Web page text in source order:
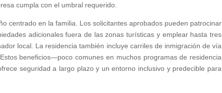
cumpla con el umbral requerido.
centrado en la familia. Los solicitantes aprobados pueden patrocinar
adicionales fuera de las zonas turísticas y emplear hasta tres
local. La residencia también incluye carriles de inmigración de vía
beneficios—poco comunes en muchos programas de residencia
seguridad a largo plazo y un entorno inclusivo y predecible para